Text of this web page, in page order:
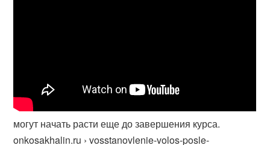
могут начать расти еще до завершения курса.
onkosakhalin.ru › vosstanovlenie-volos-posle-